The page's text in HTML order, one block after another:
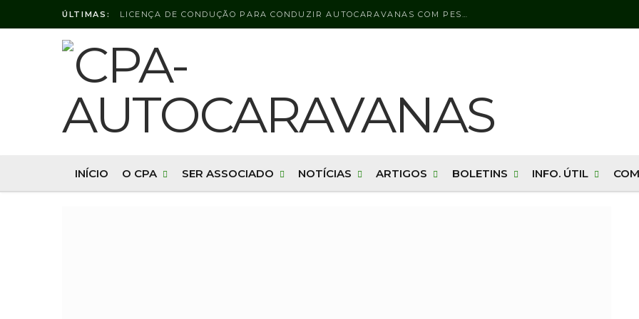
ÚLTIMAS: LICENÇA DE CONDUÇÃO PARA CONDUZIR AUTOCARAVANAS COM PESO BRUTO SUPERIOR A 3500 KG
INÍCIO O CPA SER ASSOCIADO NOTÍCIAS ARTIGOS BOLETINS INFO. ÚTIL